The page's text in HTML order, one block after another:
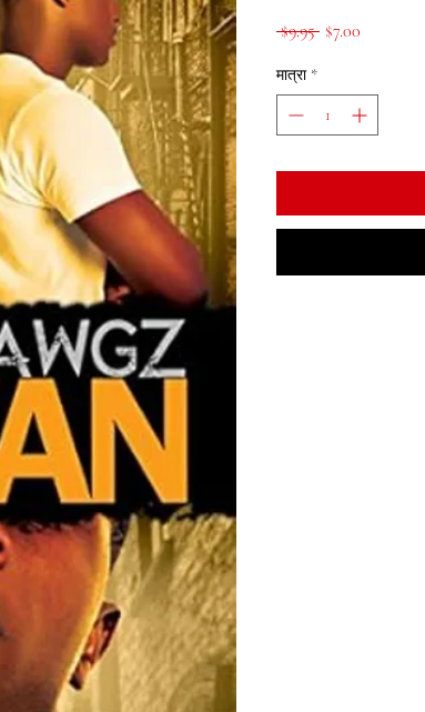
$9.95 नियमित मूल्य
$7.00
मात्रा *